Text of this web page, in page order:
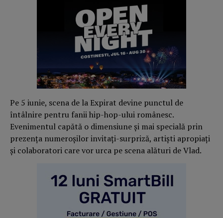
Pe 5 iunie, scena de la Expirat devine punctul de
întâlnire pentru fanii hip-hop-ului românesc.
Evenimentul capătă o dimensiune și mai specială prin
prezența numeroșilor invitați-surpriză, artiști apropiați
și colaboratori care vor urca pe scena alături de Vlad.